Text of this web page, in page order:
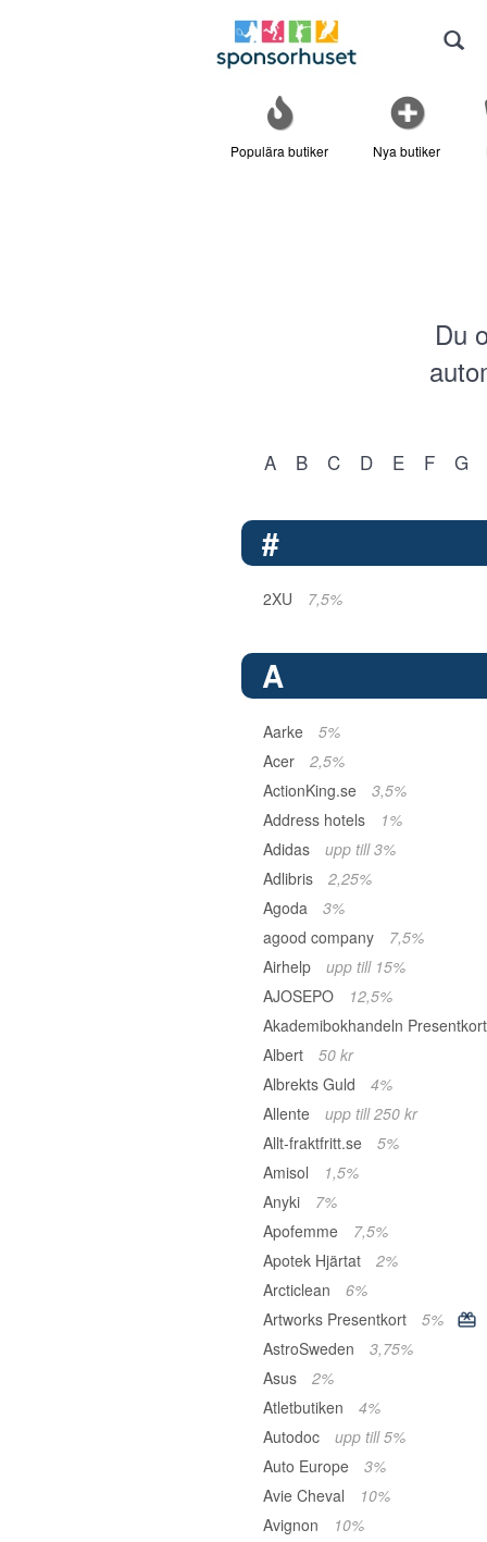
Populära butiker Nya butiker
Du
A B C D E F G
#
2XU 7,5%
A
Aarke
5%
Acer
2,5%
ActionKing.se
3,5%
Address hotels
1%
Adidas
upp till 3%
Adlibris
2,25%
Agoda
3%
agood company
7,5%
Airhelp
upp till 15%
AJOSEPO
12,5%
Akademibokhandeln
Albert
50 kr
Albrekts Guld
4%
Allente
upp till 250 kr
Allt-fraktfritt.se
5%
Amisol
1,5%
Anyki
7%
Apofemme
7,5%
Apotek Hjärtat
2%
Arcticlean
6%
Artworks Presentkort
5%
AstroSweden
3,75%
Asus
2%
Atletbutiken
4%
Autodoc
upp till 5%
Auto Europe
3%
Avie Cheval
10%
Avignon
10%